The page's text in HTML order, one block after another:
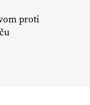
proti